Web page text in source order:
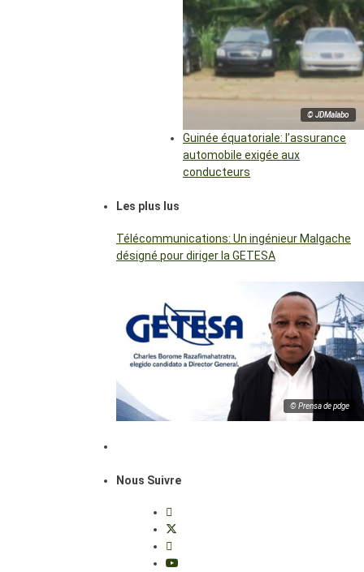
© JDMalabo
Guinée équatoriale: l’assurance
automobile exigée aux
conducteurs
Les plus lus
Télécommunications: Un ingénieur Malgache
désigné pour diriger la GETESA
© Prensa de pdge
Nous Suivre